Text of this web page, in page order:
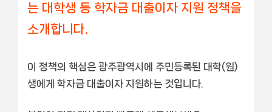
는 대학생 등 학자금 대출이자 지원 정책을
소개합니다.
이 정책의 핵심은 광주광역시에 주민등록된 대학(원)
생에게 학자금 대출이자 지원하는 것입니다.